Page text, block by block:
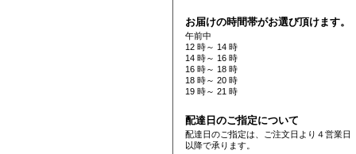
お届けの時間帯がお選び頂けます。
午前中
12 時～ 14 時
14 時～ 16 時
16 時～ 18 時
18 時～ 20 時
19 時～ 21 時
配達日のご指定について
配達日のご指定は、ご注文日より４営業日
以降で承ります。